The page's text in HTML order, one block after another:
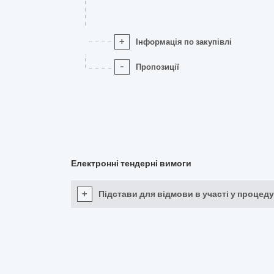
+ Інформація по закупівлі
- Пропозиції
Електронні тендерні вимоги
+ Підстави для відмови в участі у